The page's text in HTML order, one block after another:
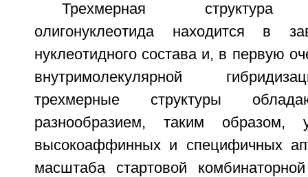
Трехмерная структура
олигонуклеотида находится в
нуклеотидного состава и, в первую
внутримолекулярной
трехмерные структуры
разнообразием, таким образом,
высокоаффинных и специфичных
масштаба стартовой